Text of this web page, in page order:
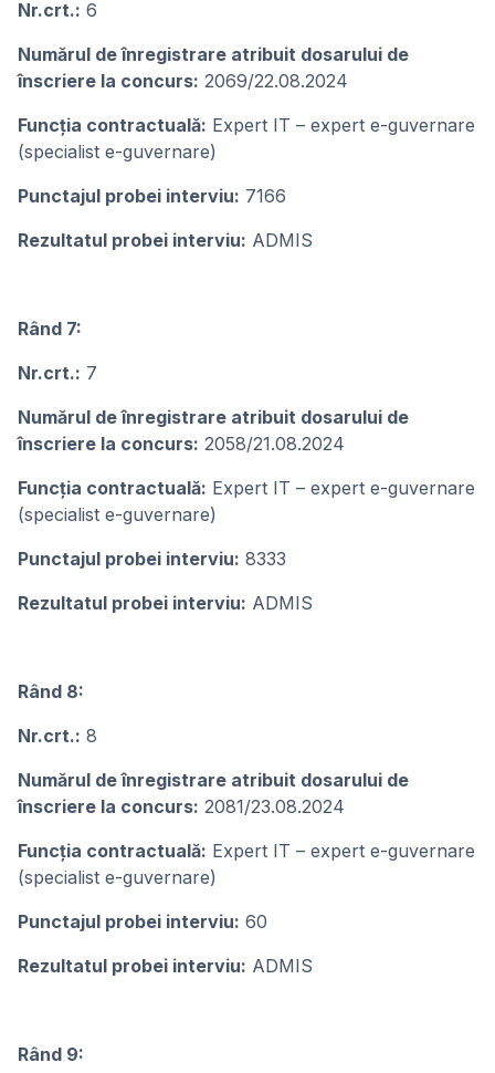
Nr.crt.: 6
Numărul de înregistrare atribuit dosarului de
înscriere la concurs: 2069/22.08.2024
Funcţia contractuală: Expert IT – expert e-guvernare
(specialist e-guvernare)
Punctajul probei interviu: 7166
Rezultatul probei interviu: ADMIS
Rând 7:
Nr.crt.: 7
Numărul de înregistrare atribuit dosarului de
înscriere la concurs: 2058/21.08.2024
Funcţia contractuală: Expert IT – expert e-guvernare
(specialist e-guvernare)
Punctajul probei interviu: 8333
Rezultatul probei interviu: ADMIS
Rând 8:
Nr.crt.: 8
Numărul de înregistrare atribuit dosarului de
înscriere la concurs: 2081/23.08.2024
Funcţia contractuală: Expert IT – expert e-guvernare
(specialist e-guvernare)
Punctajul probei interviu: 60
Rezultatul probei interviu: ADMIS
Rând 9: